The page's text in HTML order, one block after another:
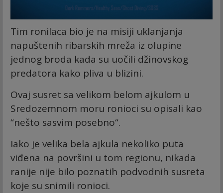
Tim ronilaca bio je na misiji uklanjanja
napuštenih ribarskih mreža iz olupine
jednog broda kada su uočili džinovskog
predatora kako pliva u blizini.
Ovaj susret sa velikom belom ajkulom u
Sredozemnom moru ronioci su opisali kao
“nešto sasvim posebno“.
Iako je velika bela ajkula nekoliko puta
viđena na površini u tom regionu, nikada
ranije nije bilo poznatih podvodnih susreta
koje su snimili ronioci.